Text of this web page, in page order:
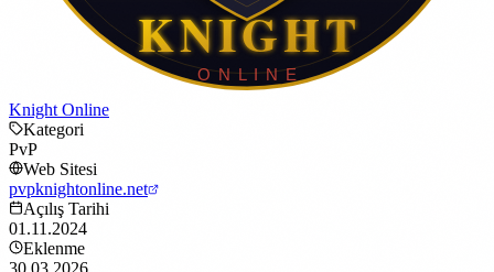
Knight Online
Kategori
PvP
Web Sitesi
pvpknightonline.net
Açılış Tarihi
01.11.2024
Eklenme